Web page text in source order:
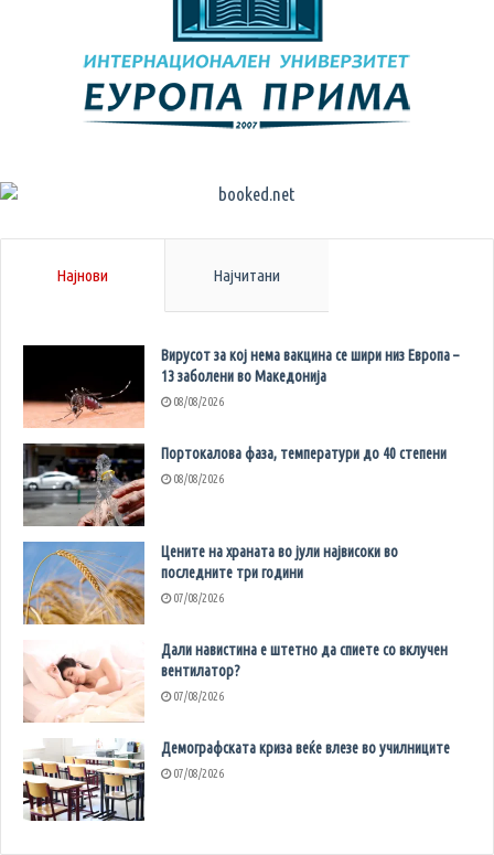
Најнови Најчитани
Вирусот за кој нема вакцина се шири низ Европа –
13 заболени во Македонија
08/08/2026
Портокалова фаза, температури до 40 степени
08/08/2026
Цените на храната во јули највисоки во
последните три години
07/08/2026
Дали навистина е штетно да спиете со вклучен
вентилатор?
07/08/2026
Демографската криза веќе влезе во училниците
07/08/2026